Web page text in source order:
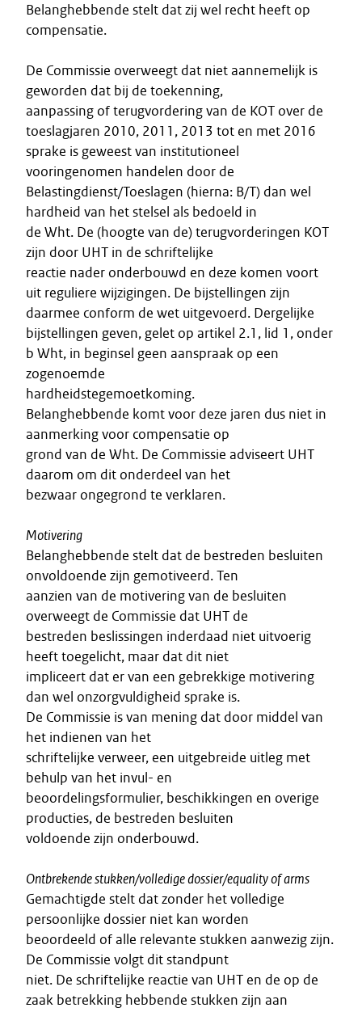
Belanghebbende stelt dat zij wel recht heeft op
compensatie.
De Commissie overweegt dat niet aannemelijk is
geworden dat bij de toekenning,
aanpassing of terugvordering van de KOT over de
toeslagjaren 2010, 2011, 2013 tot en met 2016
sprake is geweest van institutioneel
vooringenomen handelen door de
Belastingdienst/Toeslagen (hierna: B/T) dan wel
hardheid van het stelsel als bedoeld in
de Wht. De (hoogte van de) terugvorderingen KOT
zijn door UHT in de schriftelijke
reactie nader onderbouwd en deze komen voort
uit reguliere wijzigingen. De bijstellingen zijn
daarmee conform de wet uitgevoerd. Dergelijke
bijstellingen geven, gelet op artikel 2.1, lid 1, onder
b Wht, in beginsel geen aanspraak op een
zogenoemde
hardheidstegemoetkoming.
Belanghebbende komt voor deze jaren dus niet in
aanmerking voor compensatie op
grond van de Wht. De Commissie adviseert UHT
daarom om dit onderdeel van het
bezwaar ongegrond te verklaren.
Motivering
Belanghebbende stelt dat de bestreden besluiten
onvoldoende zijn gemotiveerd. Ten
aanzien van de motivering van de besluiten
overweegt de Commissie dat UHT de
bestreden beslissingen inderdaad niet uitvoerig
heeft toegelicht, maar dat dit niet
impliceert dat er van een gebrekkige motivering
dan wel onzorgvuldigheid sprake is.
De Commissie is van mening dat door middel van
het indienen van het
schriftelijke verweer, een uitgebreide uitleg met
behulp van het invul- en
beoordelingsformulier, beschikkingen en overige
producties, de bestreden besluiten
voldoende zijn onderbouwd.
Ontbrekende stukken/volledige dossier/equality of arms
Gemachtigde stelt dat zonder het volledige
persoonlijke dossier niet kan worden
beoordeeld of alle relevante stukken aanwezig zijn.
De Commissie volgt dit standpunt
niet. De schriftelijke reactie van UHT en de op de
zaak betrekking hebbende stukken zijn aan